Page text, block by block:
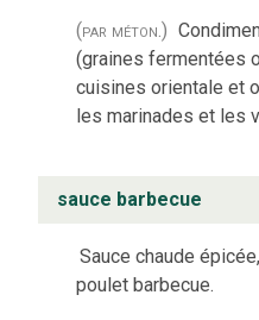
(par méton.)
(graines fermentées
cuisines orientale et
les marinades et les
sauce barbecue
Sauce chaude
poulet barbecue.